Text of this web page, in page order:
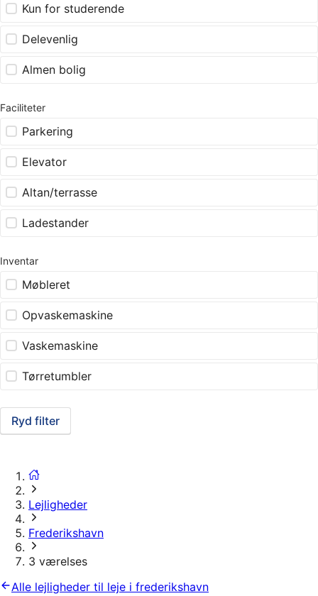
Kun for studerende
Delevenlig
Almen bolig
Faciliteter
Parkering
Elevator
Altan/terrasse
Ladestander
Inventar
Møbleret
Opvaskemaskine
Vaskemaskine
Tørretumbler
Ryd filter
Lejligheder
Frederikshavn
3 værelses
Alle lejligheder til leje i frederikshavn